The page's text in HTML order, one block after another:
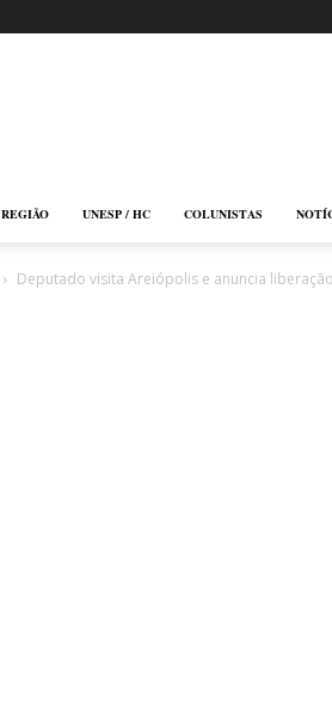
REGIÃO UNESP / HC COLUNISTAS
Deputado visita Areiópolis e anuncia